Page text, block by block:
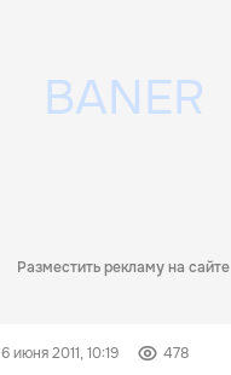
Разместить рекламу на сайте
6 июня 2011, 10:19 478